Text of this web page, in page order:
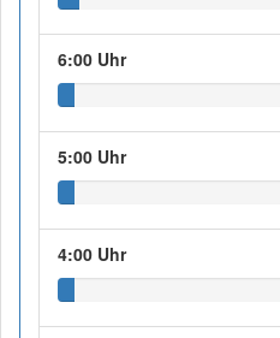
6:00 Uhr
5:00 Uhr
4:00 Uhr